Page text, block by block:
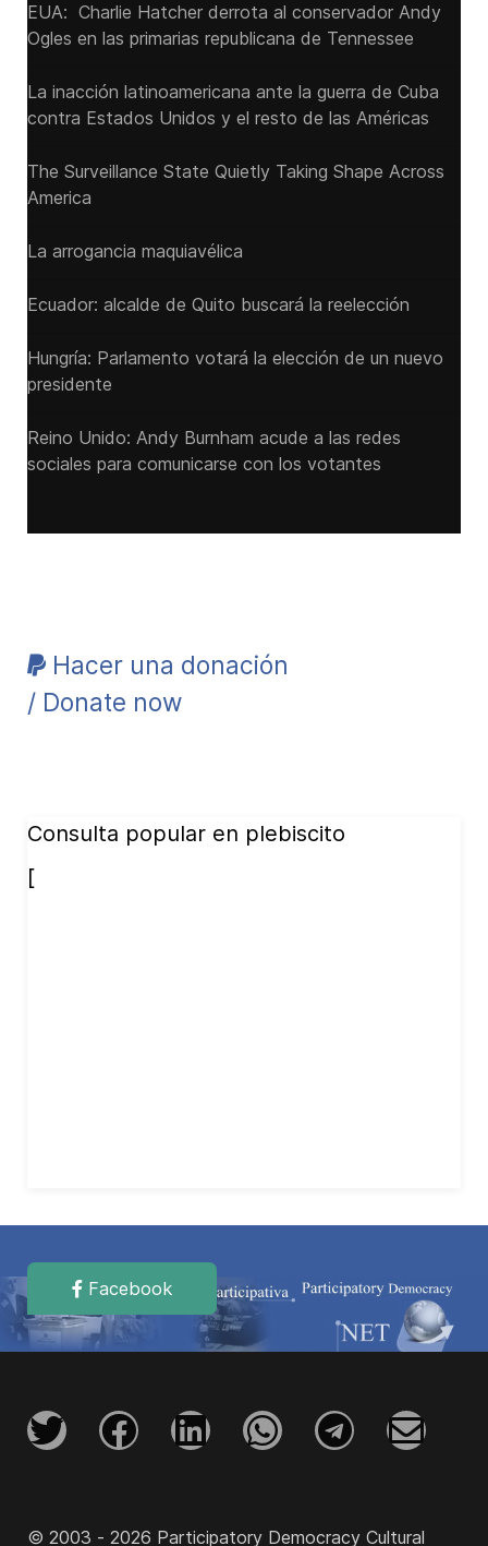
EUA: Charlie Hatcher derrota al conservador Andy
Ogles en las primarias republicana de Tennessee
La inacción latinoamericana ante la guerra de Cuba
contra Estados Unidos y el resto de las Américas
The Surveillance State Quietly Taking Shape Across
America
La arrogancia maquiavélica
Ecuador: alcalde de Quito buscará la reelección
Hungría: Parlamento votará la elección de un nuevo
presidente
Reino Unido: Andy ‌Burnham acude a las redes
sociales para comunicarse con los votantes
Hacer una donación
/ Donate now
Consulta popular en plebiscito
[
Facebook
© 2003 - 2026 Participatory Democracy Cultural